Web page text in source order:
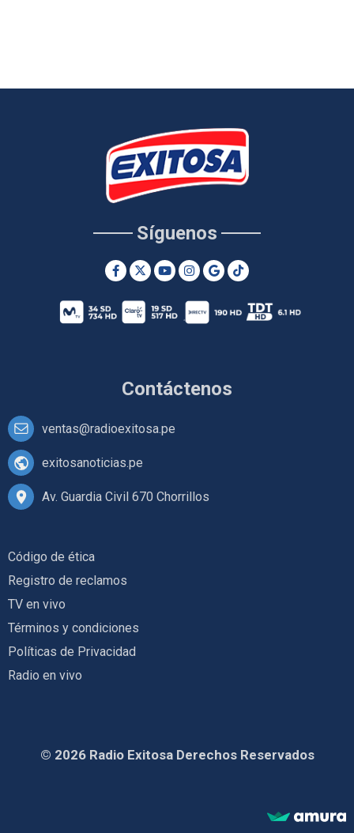
Contáctenos
ventas@radioexitosa.pe
exitosanoticias.pe
Av. Guardia Civil 670 Chorrillos
Síguenos
Código de ética
Registro de reclamos
TV en vivo
Términos y condiciones
Políticas de Privacidad
Radio en vivo
© 2026 Radio Exitosa Derechos Reservados